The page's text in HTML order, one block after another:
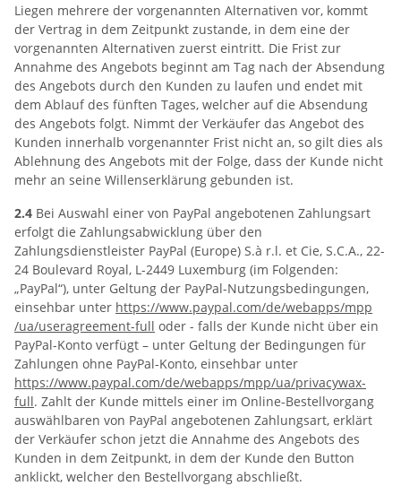
Liegen mehrere der vorgenannten Alternativen vor, kommt
der Vertrag in dem Zeitpunkt zustande, in dem eine der
vorgenannten Alternativen zuerst eintritt. Die Frist zur
Annahme des Angebots beginnt am Tag nach der Absendung
des Angebots durch den Kunden zu laufen und endet mit
dem Ablauf des fünften Tages, welcher auf die Absendung
des Angebots folgt. Nimmt der Verkäufer das Angebot des
Kunden innerhalb vorgenannter Frist nicht an, so gilt dies als
Ablehnung des Angebots mit der Folge, dass der Kunde nicht
mehr an seine Willenserklärung gebunden ist.
2.4 Bei Auswahl einer von PayPal angebotenen Zahlungsart
erfolgt die Zahlungsabwicklung über den
Zahlungsdienstleister PayPal (Europe) S.à r.l. et Cie, S.C.A., 22-
24 Boulevard Royal, L-2449 Luxemburg (im Folgenden:
„PayPal“), unter Geltung der PayPal-Nutzungsbedingungen,
einsehbar unter https://www.paypal.com/de/webapps/mpp
/ua/useragreement-full oder - falls der Kunde nicht über ein
PayPal-Konto verfügt – unter Geltung der Bedingungen für
Zahlungen ohne PayPal-Konto, einsehbar unter
https://www.paypal.com/de/webapps/mpp/ua/privacywax-
full. Zahlt der Kunde mittels einer im Online-Bestellvorgang
auswählbaren von PayPal angebotenen Zahlungsart, erklärt
der Verkäufer schon jetzt die Annahme des Angebots des
Kunden in dem Zeitpunkt, in dem der Kunde den Button
anklickt, welcher den Bestellvorgang abschließt.